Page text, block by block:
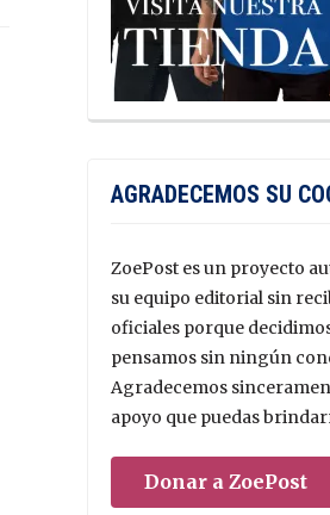
AGRADECEMOS SU
ZoePost es un proyecto
su equipo editorial sin
oficiales porque
pensamos sin ningún
Agradecemos
apoyo que puedas
Donar a ZoePost